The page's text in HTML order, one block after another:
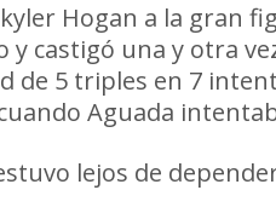
Hogan a la gran
castigó una y otra
de 5 triples en 7
Aguada
lejos de